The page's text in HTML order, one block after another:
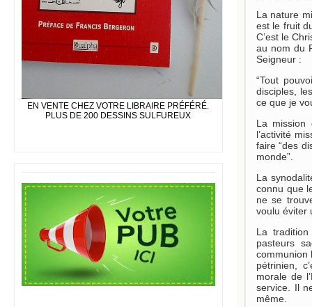
EN VENTE CHEZ VOTRE LIBRAIRE PRÉFÉRÉ.
PLUS DE 200 DESSINS SULFUREUX
La nature
est le fruit
C’est le
au nom du
Seigneur :
“Tout
disciples,
ce que je
La mission
l’activité
faire “des
monde”.
La
connu que
ne se
voulu éviter
La
pasteurs
communion
pétrinien,
morale de
service. Il
même.